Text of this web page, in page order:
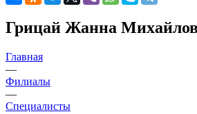
Грицай Жанна
Главная
—
Филиалы
—
Специалисты